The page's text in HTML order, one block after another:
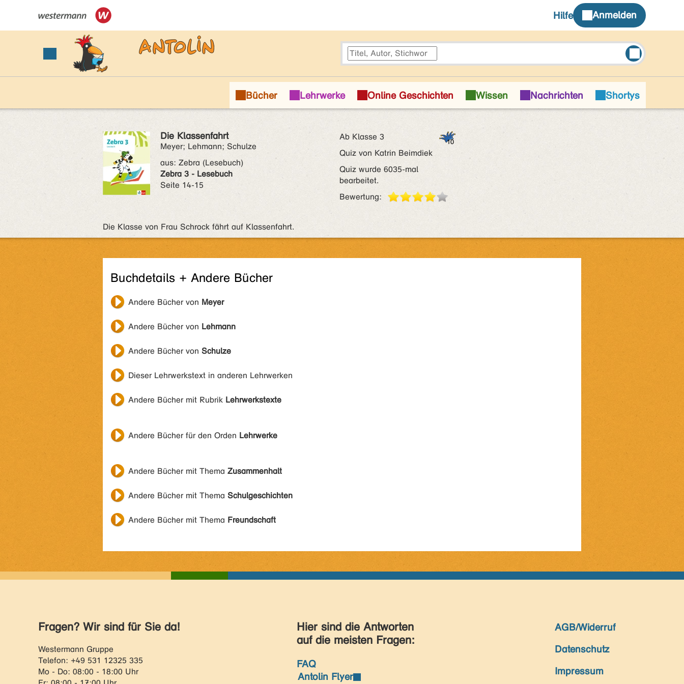
Die Klassenfahrt
Meyer; Lehmann; Schulze
aus: Zebra (Lesebuch)
Zebra 3 - Lesebuch
Seite 14-15
Ab Klasse 3
Quiz von Katrin Beimdiek
Quiz wurde 6035-mal
bearbeitet.
Bewertung:
Die Klasse von Frau Schrock fährt auf Klassenfahrt.
Buchdetails + Andere Bücher
Andere Bücher von Meyer
Andere Bücher von Lehmann
Andere Bücher von Schulze
Dieser Lehrwerkstext in anderen Lehrwerken
Andere Bücher mit Rubrik Lehrwerkstexte
Andere Bücher für den Orden Lehrwerke
Andere Bücher mit Thema Zusammenhalt
Andere Bücher mit Thema Schulgeschichten
Andere Bücher mit Thema Freundschaft